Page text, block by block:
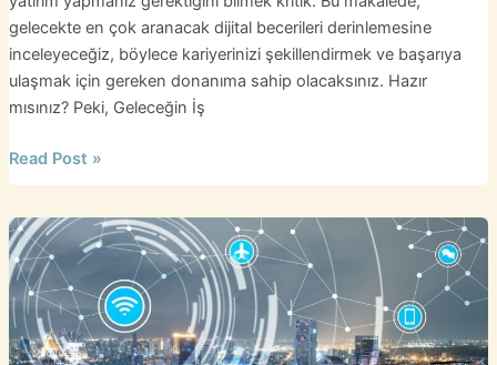
gelecekte en çok aranacak dijital becerileri derinlemesine
inceleyeceğiz, böylece kariyerinizi şekillendirmek ve başarıya
ulaşmak için gereken donanıma sahip olacaksınız. Hazır
mısınız? Peki, Geleceğin İş
Gelecekte
En
Aranacak
Dijital
Beceriler
Read Post »